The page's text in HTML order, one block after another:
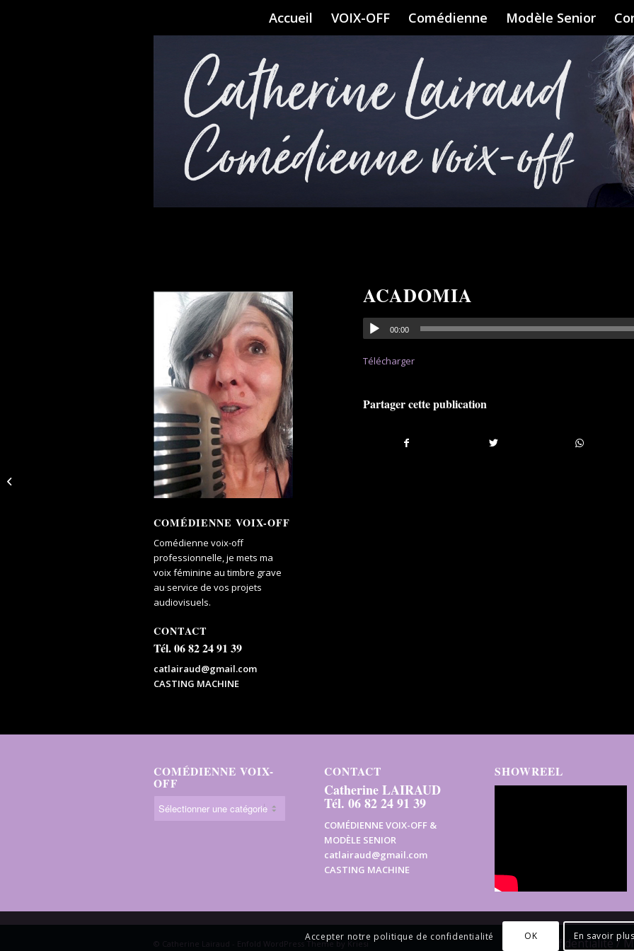
Accueil VOIX-OFF Comédienne Modèle Senior
ACADOMIA
00:00
Télécharger
Partager cette publication
COMÉDIENNE VOIX-OFF
Comédienne voix-off
professionnelle, je mets ma
voix féminine au timbre grave
au service de vos projets
audiovisuels.
CONTACT
Tél. 06 82 24 91 39
catlairaud@gmail.com
CASTING MACHINE
COMÉDIENNE VOIX-
OFF
CONTACT
Catherine LAIRAUD
Tél. 06 82 24 91 39
COMÉDIENNE VOIX-OFF &
MODÈLE SENIOR
catlairaud@gmail.com
CASTING MACHINE
SHOWREEL
© Catherine Lairaud - Enfold WordPress Theme by Kriesi Confidentialité /
Accepter notre politique de confidentialité OK En savoir plus